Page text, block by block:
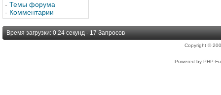
- Темы форума
- Комментарии
Время загрузки: 0.24 секунд - 17 Запросов
Copyright ©
Powered by PHP-